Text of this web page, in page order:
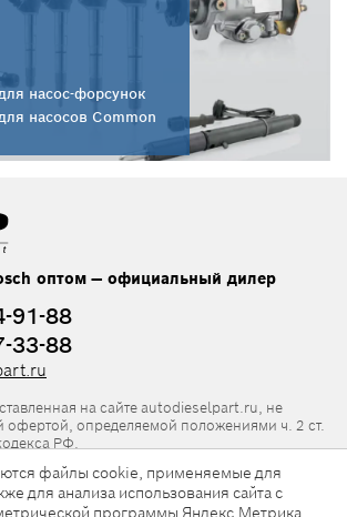
насос-форсунок
насосов Common
оптом — официальный дилер
91-88
33-88
на сайте autodieselpart.ru, не
офертой, определяемой положениями ч. 2 ст.
РФ.
файлы cookie, применяемые для
для анализа использования сайта с
программы Яндекс.Метрика.